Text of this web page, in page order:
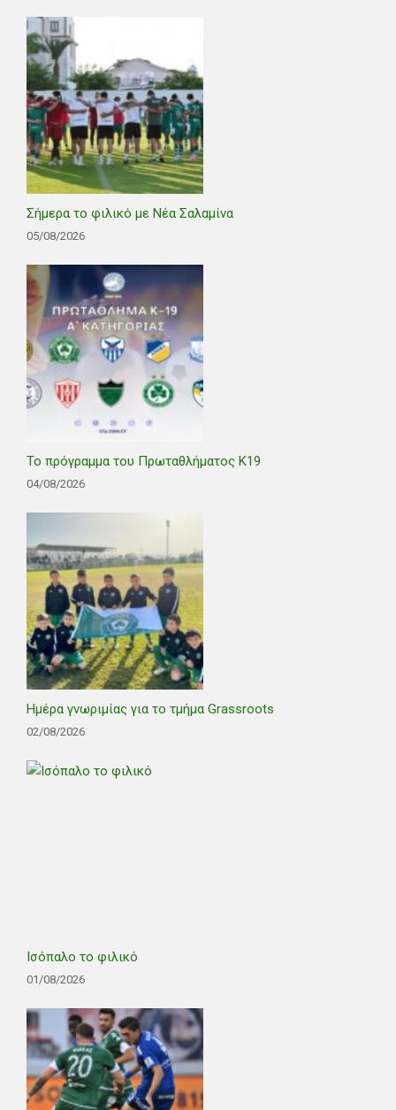
Σήμερα το φιλικό με Νέα Σαλαμίνα
05/08/2026
Το πρόγραμμα του Πρωταθλήματος Κ19
04/08/2026
Ημέρα γνωριμίας για το τμήμα Grassroots
02/08/2026
Ισόπαλο το φιλικό
01/08/2026